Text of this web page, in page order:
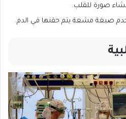
صورة للقلب.
صبغة مشعة يتم حقنها في الدم.